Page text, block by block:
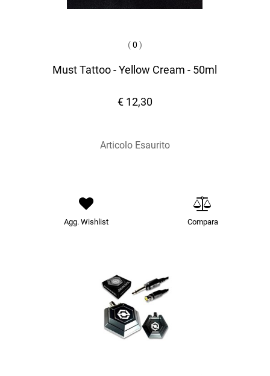
(0 )
Must Tattoo - Yellow Cream - 50ml
€ 12,30
Articolo Esaurito
Agg. Wishlist Compara